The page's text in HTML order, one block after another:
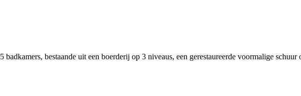
bestaande uit een boerderij op 3 niveaus, een gerestaureerde voormalige